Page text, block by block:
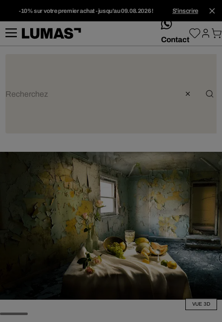
-10% sur votre premier achat - jusqu'au 09.08.2026 ! S'inscrire
whatsApp
Contact
VUE 3D